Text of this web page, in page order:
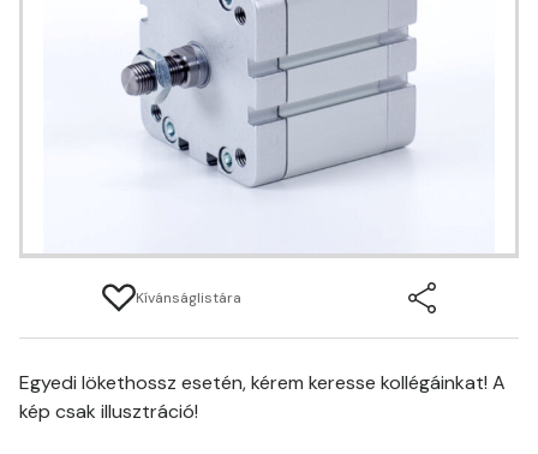
Kívánságlistára
Egyedi lökethossz esetén, kérem keresse kollégáinkat! A
kép csak illusztráció!